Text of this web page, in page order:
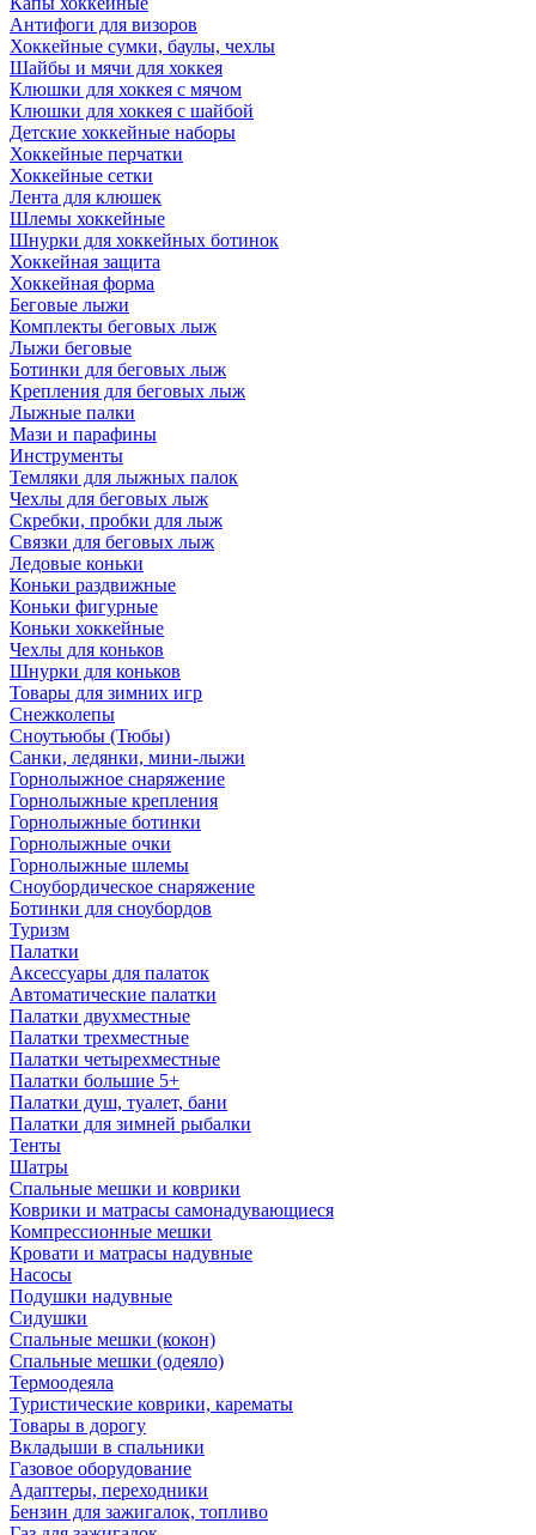
Антифоги для визоров
Хоккейные сумки, баулы, чехлы
Шайбы и мячи для хоккея
Клюшки для хоккея с мячом
Клюшки для хоккея с шайбой
Детские хоккейные наборы
Хоккейные перчатки
Хоккейные сетки
Лента для клюшек
Шлемы хоккейные
Шнурки для хоккейных ботинок
Хоккейная защита
Хоккейная форма
Беговые лыжи
Комплекты беговых лыж
Лыжи беговые
Ботинки для беговых лыж
Крепления для беговых лыж
Лыжные палки
Мази и парафины
Инструменты
Темляки для лыжных палок
Чехлы для беговых лыж
Скребки, пробки для лыж
Связки для беговых лыж
Ледовые коньки
Коньки раздвижные
Коньки фигурные
Коньки хоккейные
Чехлы для коньков
Шнурки для коньков
Товары для зимних игр
Снежколепы
Сноутьюбы (Тюбы)
Санки, ледянки, мини-лыжи
Горнолыжное снаряжение
Горнолыжные крепления
Горнолыжные ботинки
Горнолыжные очки
Горнолыжные шлемы
Сноубордическое снаряжение
Ботинки для сноубордов
Туризм
Палатки
Аксессуары для палаток
Автоматические палатки
Палатки двухместные
Палатки трехместные
Палатки четырехместные
Палатки большие 5+
Палатки душ, туалет, бани
Палатки для зимней рыбалки
Тенты
Шатры
Спальные мешки и коврики
Коврики и матрасы самонадувающиеся
Компрессионные мешки
Кровати и матрасы надувные
Насосы
Подушки надувные
Сидушки
Спальные мешки (кокон)
Спальные мешки (одеяло)
Термоодеяла
Туристические коврики, карематы
Товары в дорогу
Вкладыши в спальники
Газовое оборудование
Адаптеры, переходники
Бензин для зажигалок, топливо